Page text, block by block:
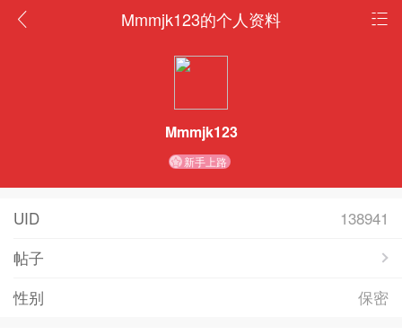
Mmmjk123的个人资料
Mmmjk123
新手上路
UID
138941
帖子
性别
保密